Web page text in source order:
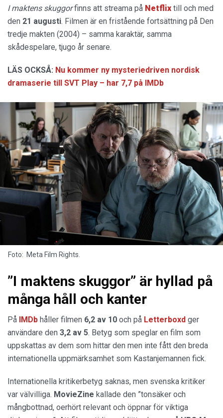
I maktens skuggorfinns att streama på Netflix till och med
den 21 augusti. Filmen är en fristående fortsättning på Den
tredje makten (2004) – samma karaktär, samma
skådespelare, tjugo år senare.
LÄS OCKSÅ: Nu kommer ny mysteriedriven nordisk
dramaserie till SVT Play – har 7,7 på IMDb
Foto: Meta Film Rights.
”I maktens skuggor” är hyllad på
många håll och kanter
På IMDb håller filmen 6,2 av 10 och på Letterboxd ger
användare den 3,2 av 5. Betyg som speglar en film som
uppskattas av dem som hittar den men inte fått den breda
internationella uppmärksamhet som Kastanjemannen fick.
Internationella kritikerbetyg saknas, men svenska kritiker
var välvilliga. MovieZine kallade den ”tonsäker och
mångbottnad, oerhört relevant och öppnar för viktiga